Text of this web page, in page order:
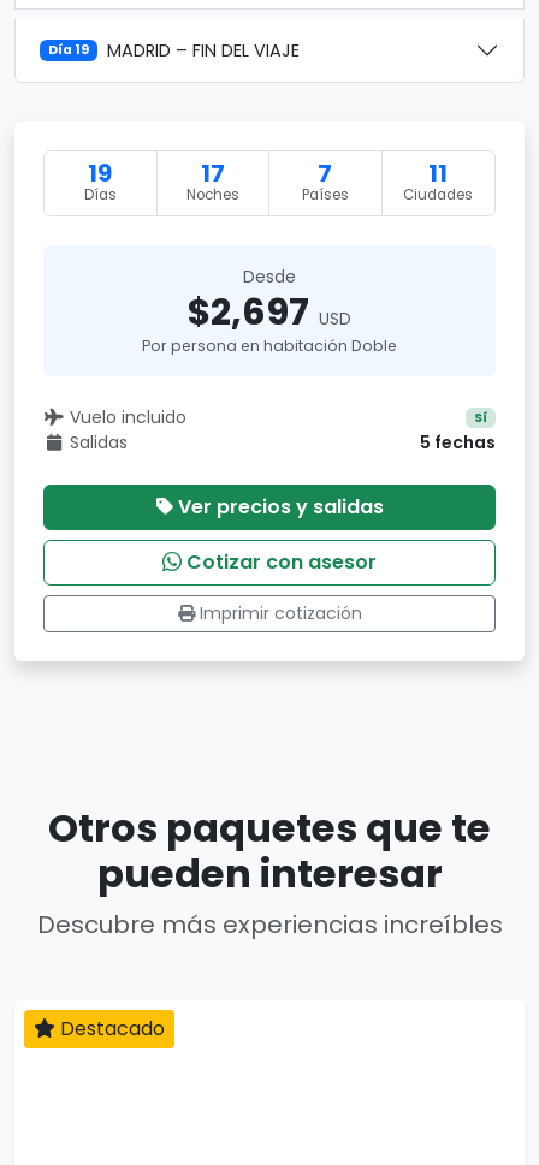
Día 19 MADRID – FIN DEL VIAJE
19
Días
17
Noches
7
Países
11
Ciudades
Desde
$2,697 USD
Por persona en habitación Doble
Vuelo incluido Sí
Salidas 5 fechas
Ver precios y salidas
Cotizar con asesor
Imprimir cotización
Otros paquetes que te
pueden interesar
Descubre más experiencias increíbles
Destacado